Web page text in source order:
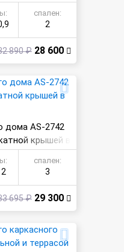
спален:
2
890 ₽ 28 600
дома AS-2742
крышей в
спален:
3
695 ₽ 29 300